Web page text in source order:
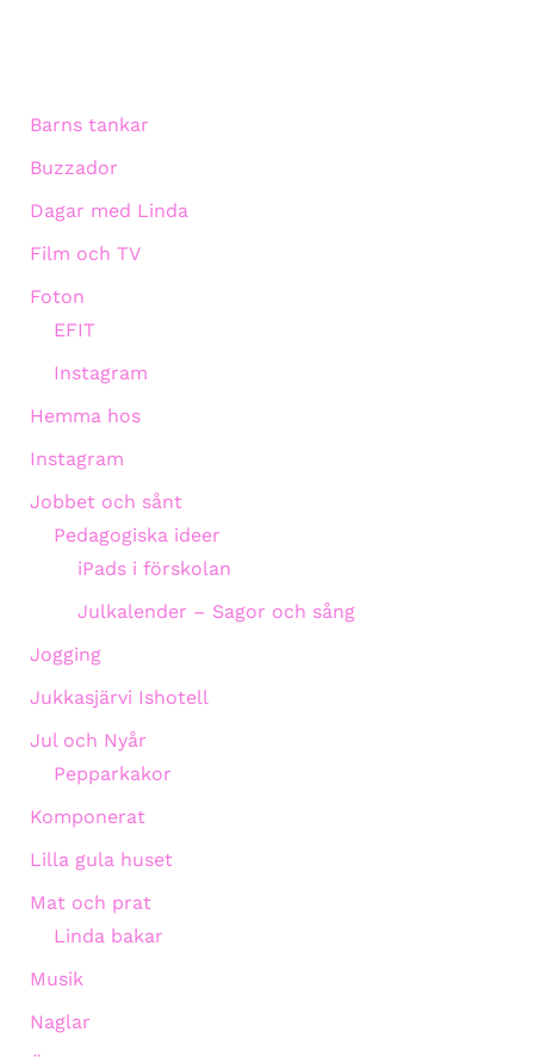
Barns tankar
Buzzador
Dagar med Linda
Film och TV
Foton
EFIT
Instagram
Hemma hos
Instagram
Jobbet och sånt
Pedagogiska ideer
iPads i förskolan
Julkalender – Sagor och sång
Jogging
Jukkasjärvi Ishotell
Jul och Nyår
Pepparkakor
Komponerat
Lilla gula huset
Mat och prat
Linda bakar
Musik
Naglar